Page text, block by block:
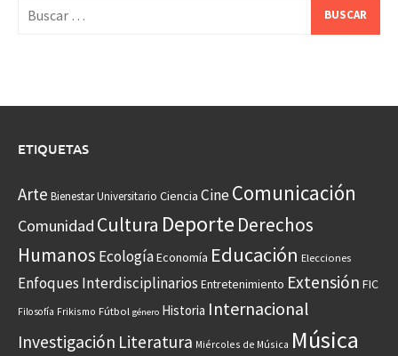
ETIQUETAS
Arte Bienestar Universitario Ciencia CineComunicación
Comunidad Cultura Deporte Derechos
Humanos EcologíaEconomía Educación Elecciones
Enfoques Interdisciplinarios Entretenimiento Extensión FIC
Filosofía Frikismo Fútbol género Historia Internacional
Investigación Literatura Miércoles de Música Música